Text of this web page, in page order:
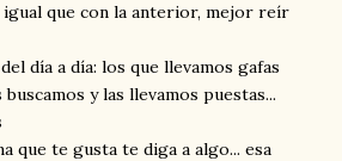
igual que con la anterior, mejor reír
día a día: los que llevamos gafas
buscamos y las llevamos puestas...
que te gusta te diga a algo... esa